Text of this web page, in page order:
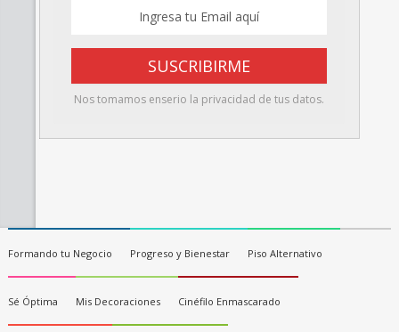
Nos tomamos enserio la privacidad de tus datos.
Formando tu Negocio Progreso y Bienestar Piso Alternativo
Sé Óptima Mis Decoraciones Cinéfilo Enmascarado